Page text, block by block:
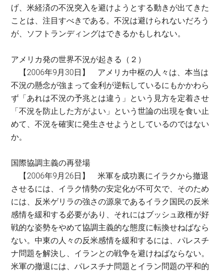
げ、米経済の不況突入を避けようとする動きが出てきた
ことは、注目すべきである。不況は避けられないだろう
が、ソフトランディングはできるかもしれない。
アメリカ発の世界不況が起きる（２）
【2006年9月30日】 アメリカ中枢の人々は、本当は
不況の懸念が強まって金利が逆転しているにもかかわら
ず「あれは不況の予兆とは違う」という見方を定着させ
「不況を防止した方がよい」という世論の出現を食い止
めて、不況を確実に発生させようとしているのではない
か。
国際協調主義の再登場
【2006年9月26日】 米軍を成功裏にイラクから撤退
させるには、イラク情勢の安定化が不可欠で、そのため
には、反米ゲリラの強さの源泉であるイラク国民の反米
感情を緩和する必要があり、それにはブッシュ政権が好
戦的な姿勢をやめて協調主義的な態度に転換せねばなら
ない。中東の人々の反米感情を緩和するには、パレスチ
ナ問題を解決し、イランとの戦争を避けねばならない。
米軍の撤退には、パレスチナ問題とイラン問題の平和的